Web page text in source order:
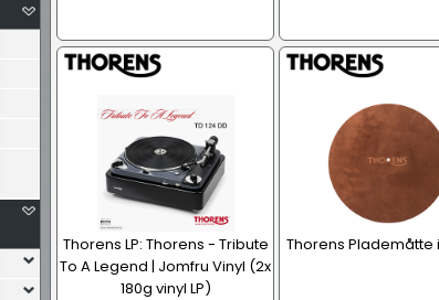
Thorens LP: Thorens - Tribute
To A Legend | Jomfru Vinyl (2x
180g vinyl LP)
Thorens